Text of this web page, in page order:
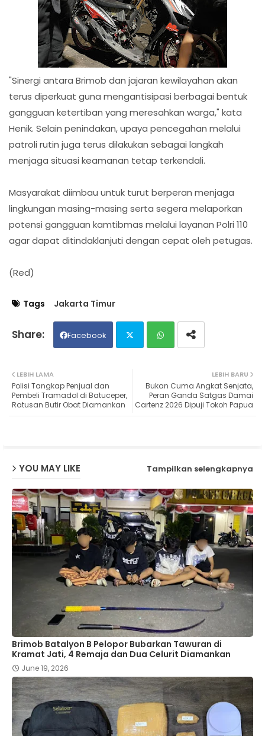
"Sinergi antara Brimob dan jajaran kewilayahan akan
terus diperkuat guna mengantisipasi berbagai bentuk
gangguan ketertiban yang meresahkan warga," kata
Henik. Selain penindakan, upaya pencegahan melalui
patroli rutin juga terus dilakukan sebagai langkah
menjaga situasi keamanan tetap terkendali.
Masyarakat diimbau untuk turut berperan menjaga
lingkungan masing-masing serta segera melaporkan
potensi gangguan kamtibmas melalui layanan Polri 110
agar dapat ditindaklanjuti dengan cepat oleh petugas.
(Red)
Tags Jakarta Timur
Facebook
ats
LEBIH BARU
Bukan Cuma Angkat Senjata,
Peran Ganda Satgas Damai
Cartenz 2026 Dipuji Tokoh Papua
LEBIH LAMA
Polisi Tangkap Penjual dan
Pembeli Tramadol di Batuceper,
Ratusan Butir Obat Diamankan
YOU MAY LIKE Tampilkan selengkapnya
Brimob Batalyon B Pelopor Bubarkan Tawuran di
Kramat Jati, 4 Remaja dan Dua Celurit Diamankan
June 19, 2026